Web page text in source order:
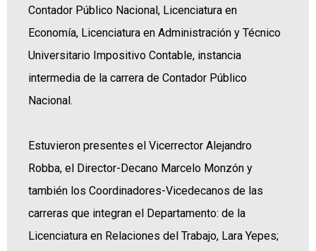
Contador Público Nacional, Licenciatura en
Economía, Licenciatura en Administración y Técnico
Universitario Impositivo Contable, instancia
intermedia de la carrera de Contador Público
Nacional.
Estuvieron presentes el Vicerrector Alejandro
Robba, el Director-Decano Marcelo Monzón y
también los Coordinadores-Vicedecanos de las
carreras que integran el Departamento: de la
Licenciatura en Relaciones del Trabajo, Lara Yepes;